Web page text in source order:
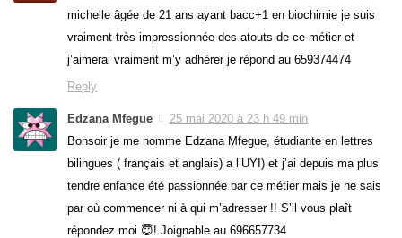
michelle âgée de 21 ans ayant bacc+1 en biochimie je suis
vraiment très impressionnée des atouts de ce métier et
j’aimerai vraiment m’y adhérer je répond au 659374474
Reply
Edzana Mfegue
25 mai 2020 à 23 h 49 min
Bonsoir je me nomme Edzana Mfegue, étudiante en lettres
bilingues ( français et anglais) a l’UYI) et j’ai depuis ma plus
tendre enfance été passionnée par ce métier mais je ne sais
par où commencer ni à qui m’adresser !! S’il vous plaît
répondez moi 😇! Joignable au 696657734